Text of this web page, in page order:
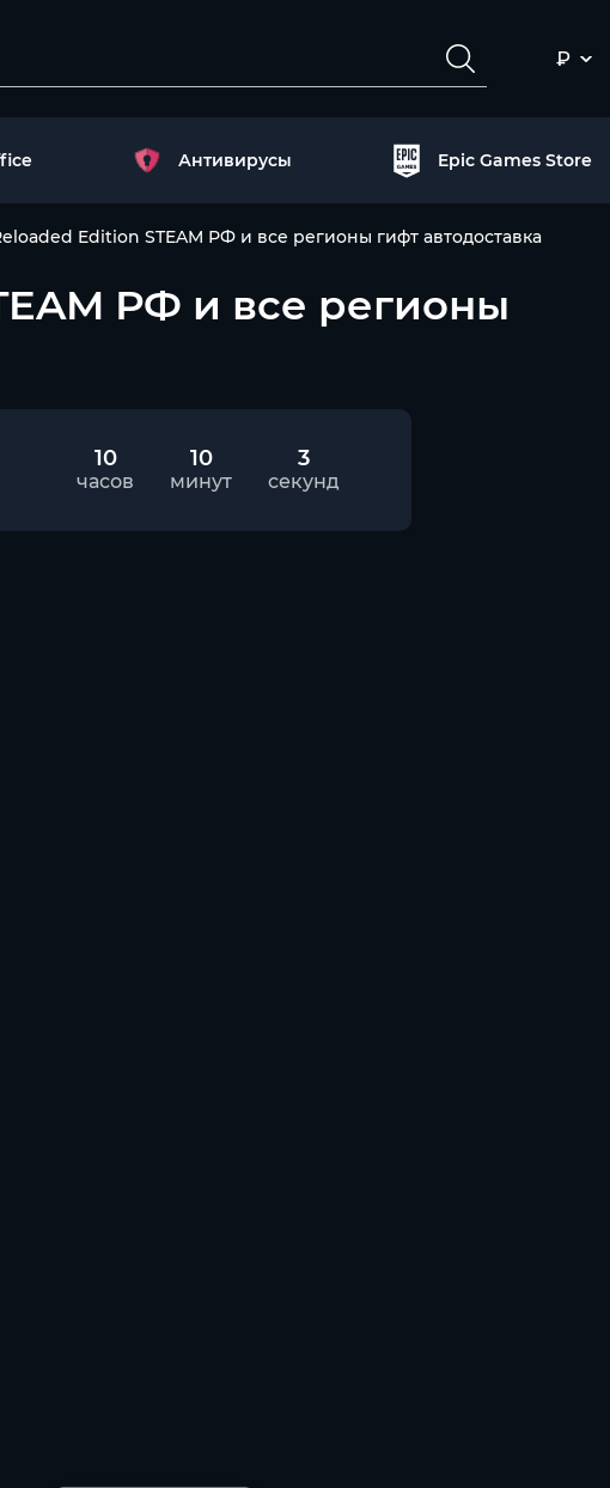
₽
Антивирусы Epic Games Store
Edition STEAM РФ и все регионы гифт автодоставка
РФ и все регионы
10
часов
10
минут
2
секунд